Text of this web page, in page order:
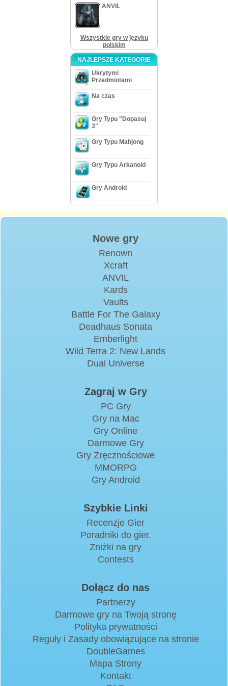
ANVIL
Wszystkie gry w języku
polskim
NAJLEPSZE KATEGORIE
Ukrytymi
Przedmiotami
Na czas
Gry Typu "Dopasuj
3"
Gry Typu Mahjong
Gry Typu Arkanoid
Gry Android
Nowe gry
Renown
Xcraft
ANVIL
Kards
Vaults
Battle For The Galaxy
Deadhaus Sonata
Emberlight
Wild Terra 2: New Lands
Dual Universe
Zagraj w Gry
PC Gry
Gry na Mac
Gry Online
Darmowe Gry
Gry Zręcznościowe
MMORPG
Gry Android
Szybkie Linki
Recenzje Gier
Poradniki do gier.
Zniżki na gry
Contests
Dołącz do nas
Partnerzy
Darmowe gry na Twoją stronę
Polityka prywatności
Reguły i Zasady obowiązujące na stronie
DoubleGames
Mapa Strony
Kontakt